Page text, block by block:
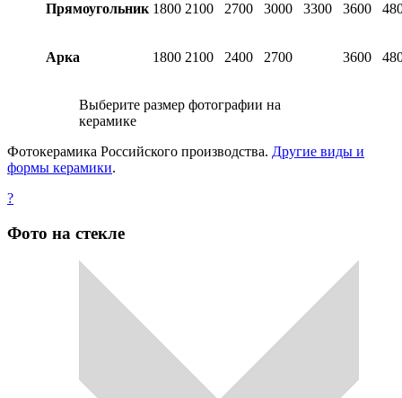
Прямоугольник 1800 2100 2700 3000 3300 3600
Арка 1800 2100 2400 2700 3600
Выберите размер фотографии на
керамике
Фотокерамика Российского производства. Другие виды и
формы керамики.
?
Фото на стекле